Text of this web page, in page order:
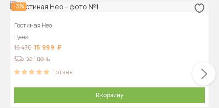
-3%
Гостиная Нео
Цена
16 470 15 999
за 1 день
1отзыв
В корзину